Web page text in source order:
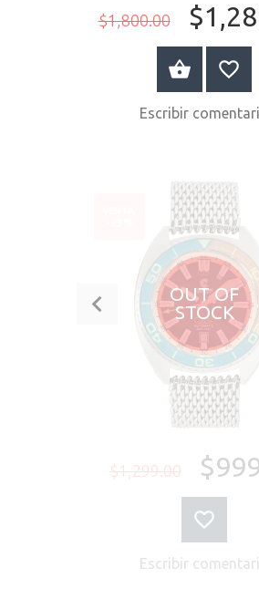
$1,800.00
Escribir
OUT OF
STOCK
$1,299.00
Escribir